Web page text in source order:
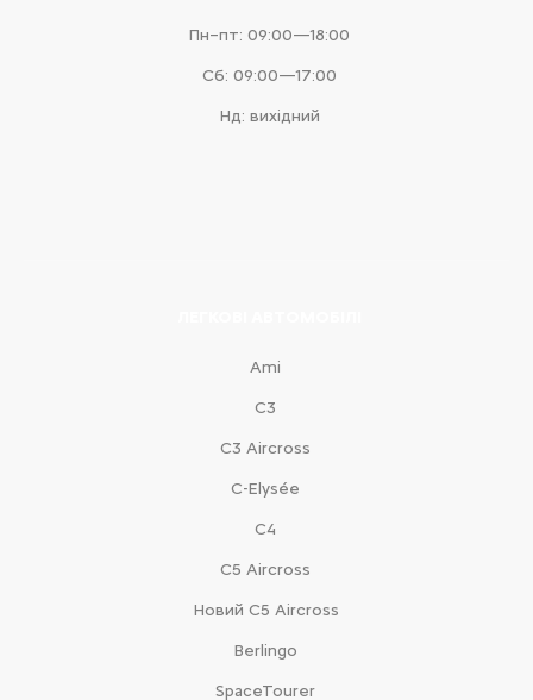
Пн–пт: 09:00—18:00
Сб: 09:00—17:00
Нд: вихідний
Ami
С3
С3 Aircross
C-Elysée
С4
С5 Aircross
Новий С5 Aircross
Berlingo
SpaceTourer